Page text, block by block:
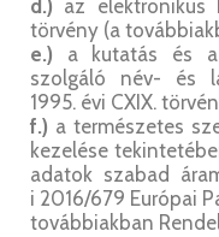
d.) az elektronikus
törvény (a
e.) a kutatás és a
szolgáló név- és
1995. évi CXIX.
f.) a természetes
kezelése
adatok szabad
i 2016/679 Európai
továbbiakban